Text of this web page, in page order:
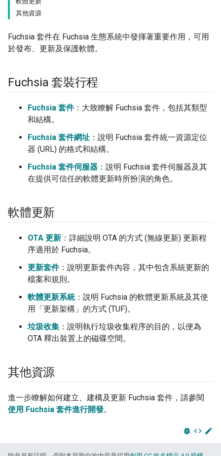
其他資源
Fuchsia 套件在 Fuchsia 生態系統中發揮著重要作用，可用
於發布、更新及保護軟體。
Fuchsia 套裝行程
Fuchsia 套件：大致瞭解 Fuchsia 套件，包括其類型
和結構。
Fuchsia 套件網址 ：說明 Fuchsia 套件統一資源定位
器 (URL) 的格式和結構。
Fuchsia 套件伺服器 ：說明 Fuchsia 套件伺服器及其
在提供可信任的軟體更新時所扮演的角色。
軟體更新
OTA 更新 ：詳細說明 OTA 的方式 (無線更新) 更新程
序適用於 Fuchsia。
更新套件：說明更新套件內容，其中包含系統更新的
檔案和規則。
軟體更新系統：說明 Fuchsia 的軟體更新系統及其使
用「更新架構」的方式 (TUF)。
垃圾收集 ：說明執行垃圾收集程序的目的，以便為
OTA 釋出裝置上的磁碟空間。
其他資源
進一步瞭解如何建立、建構及更新 Fuchsia 套件，請參閱
使用 Fuchsia 套件進行開發。
bug_report code edit